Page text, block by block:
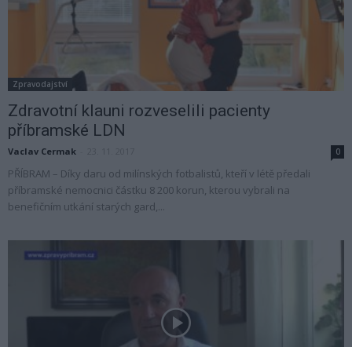
Zpravodajství
Zdravotní klauni rozveselili pacienty
příbramské LDN
Vaclav Cermak 0
PŘÍBRAM – Díky daru od milínských fotbalistů, kteří v létě předali
příbramské nemocnici částku 8 200 korun, kterou vybrali na
benefičním utkání starých gard,...